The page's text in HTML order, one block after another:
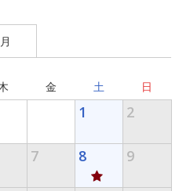
金 土 日
1 2
7 8 9